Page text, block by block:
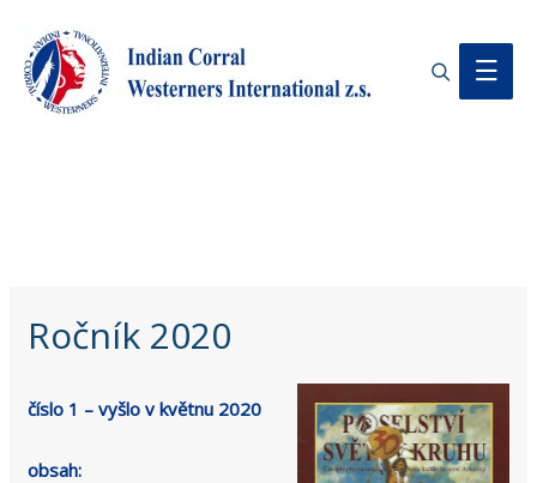
Main
Search
Ročník 2020
číslo 1 – vyšlo v květnu 2020
obsah: